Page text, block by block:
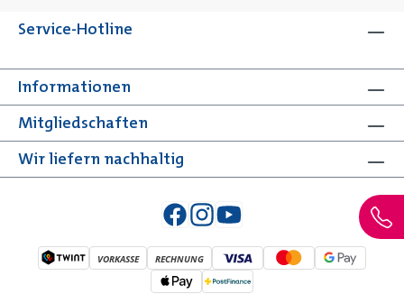
Service-Hotline
Mitgliedschaften
Informationen
Wir liefern nachhaltig
VORKASSE RECHNUNG